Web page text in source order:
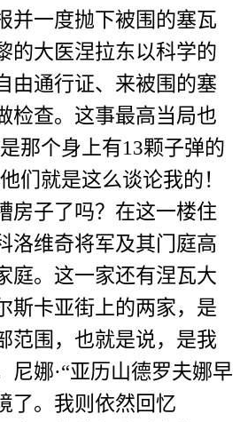
并一度抛下被围的塞瓦
的大医涅拉东以科学的
由通行证、来被围的塞
检查。这事最高当局也
那个身上有13颗子弹的
就是这么谈论我的！
房子了吗？在这一楼住
洛维奇将军及其门庭高
庭。这一家还有涅瓦大
斯卡亚街上的两家，是
范围，也就是说，是我
尼娜·“亚历山德罗夫娜早
了。我则依然回忆